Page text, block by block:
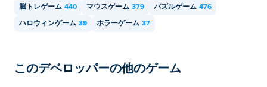
脳トレゲーム 440 マウスゲーム 379 パズルゲーム 476
ハロウィンゲーム 39 ホラーゲーム 37
このデベロッパーの他のゲーム